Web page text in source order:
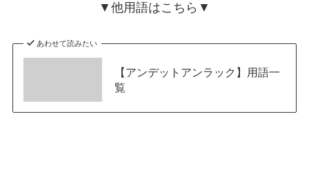
▼他用語はこちら▼
あわせて読みたい
【アンデットアンラック】用語一
覧